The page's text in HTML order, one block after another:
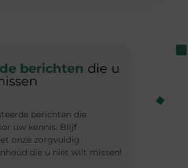
berichten die u
berichten die
uw kennis. Blijf
onze zorgvuldig
die u niet wilt missen!